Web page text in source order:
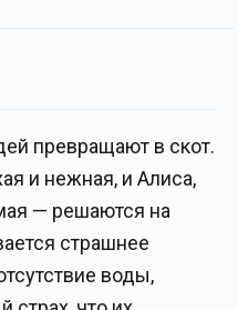
превращают в скот.
и нежная, и Алиса,
— решаются на
страшнее
воды,